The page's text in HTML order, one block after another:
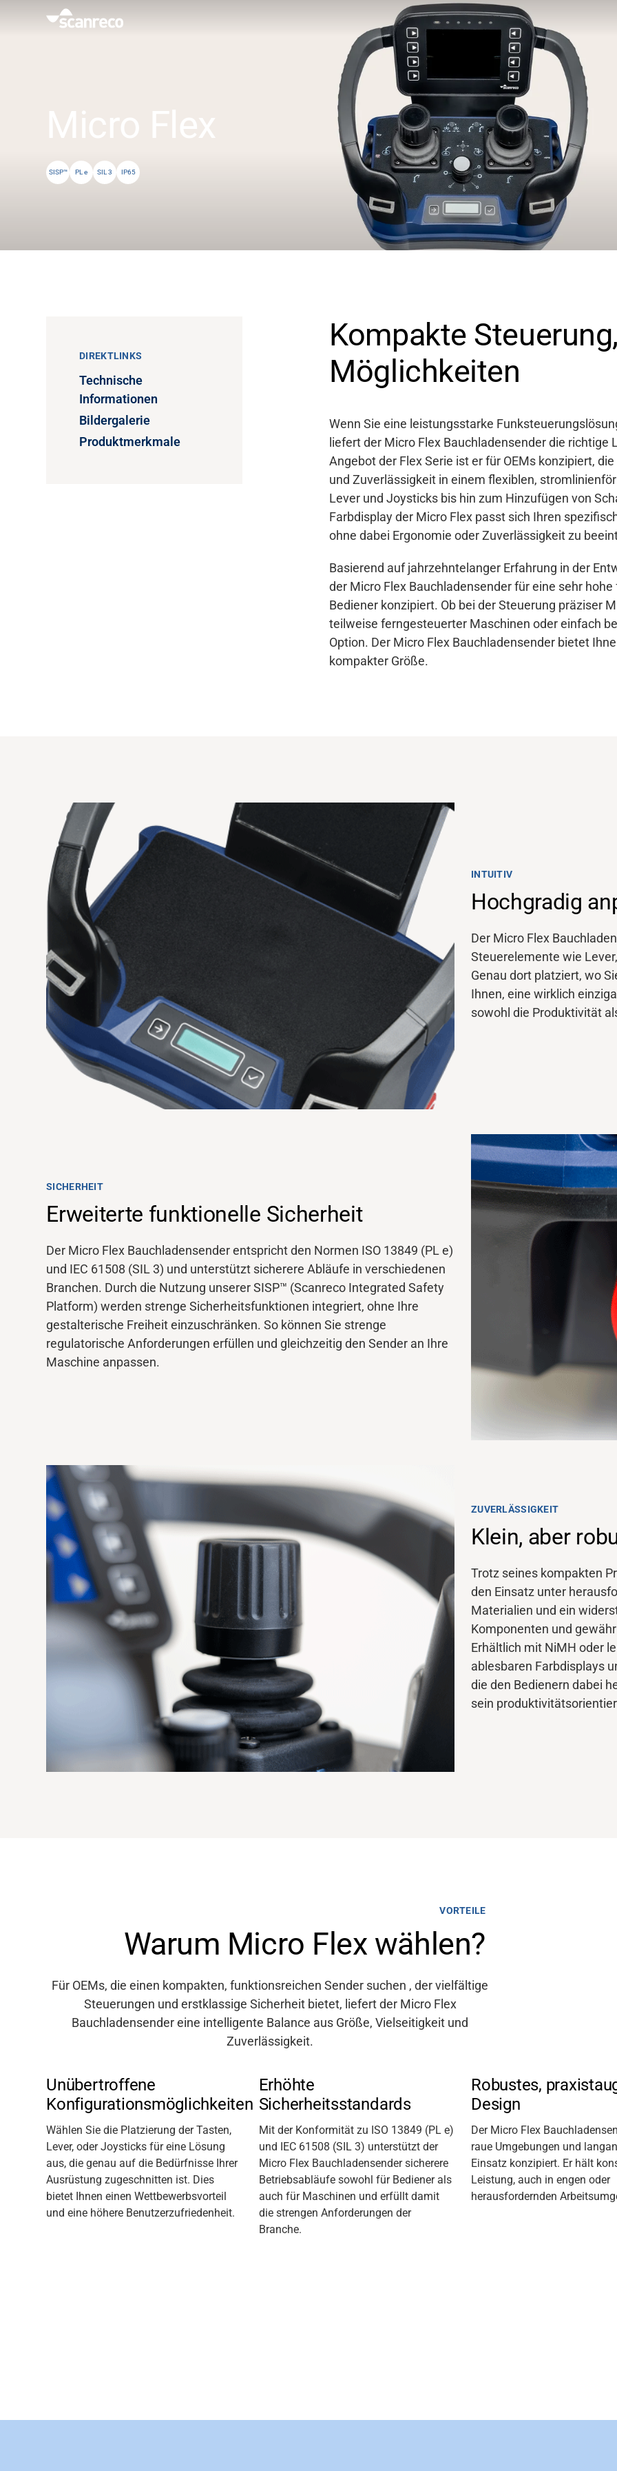
Über uns
Mediendatenbank
Micro Flex
SISP™ PL e SIL 3 IP65
Kompakte
Möglichkeiten
Wenn Sie eine leistungsstarke
liefert der Micro Flex Bauchladensender die
Angebot der Flex Serie ist er für OEMs konzipiert,
und Zuverlässigkeit in einem flexiblen,
Lever und Joysticks bis hin zum Hinzufügen von
Farbdisplay der Micro Flex passt sich Ihren
ohne dabei Ergonomie oder Zuverlässigkeit zu
Basierend auf jahrzehntelanger Erfahrung in der
der Micro Flex Bauchladensender für eine sehr
Bediener konzipiert. Ob bei der Steuerung präziser
teilweise ferngesteuerter Maschinen oder einfach
Option. Der Micro Flex Bauchladensender bietet
kompakter Größe.
DIREKTLINKS
Technische
Informationen
Bildergalerie
Produktmerkmale
INTUITIV
Hochgradig
Der Micro Flex
Steuerelemente wie
Genau dort platziert, wo
Ihnen, eine wirklich
sowohl die Produktivität
SICHERHEIT
Erweiterte funktionelle Sicherheit
Der Micro Flex Bauchladensender entspricht den Normen ISO 13849 (PL e)
und IEC 61508 (SIL 3) und unterstützt sicherere Abläufe in verschiedenen
Branchen. Durch die Nutzung unserer SISP™ (Scanreco Integrated Safety
Platform) werden strenge Sicherheitsfunktionen integriert, ohne Ihre
gestalterische Freiheit einzuschränken. So können Sie strenge
regulatorische Anforderungen erfüllen und gleichzeitig den Sender an Ihre
Maschine anpassen.
ZUVERLÄSSIGKEIT
Klein, aber
Trotz seines kompakten
den Einsatz unter
Materialien und ein
Komponenten und
Erhältlich mit NiMH oder
ablesbaren Farbdisplays
die den Bedienern dabei
sein
VORTEILE
Warum Micro Flex wählen?
Für OEMs, die einen kompakten, funktionsreichen Sender suchen , der vielfältige
Steuerungen und erstklassige Sicherheit bietet, liefert der Micro Flex
Bauchladensender eine intelligente Balance aus Größe, Vielseitigkeit und
Zuverlässigkeit.
Unübertroffene
Konfigurationsmöglichkeiten
Wählen Sie die Platzierung derTasten,
Lever, oder Joysticks für eine Lösung
aus, die genau auf die Bedürfnisse Ihrer
Ausrüstung zugeschnitten ist. Dies
bietet Ihnen einen Wettbewerbsvorteil
und eine höhere Benutzerzufriedenheit.
Erhöhte
Sicherheitsstandards
Mit der Konformität zu ISO 13849 (PL e)
und IEC 61508 (SIL 3) unterstützt der
Micro Flex Bauchladensender sicherere
Betriebsabläufe sowohl für Bediener als
auch für Maschinen und erfüllt damit
die strengen Anforderungen der
Branche.
Robustes,
Design
Der Micro Flex
raue Umgebungen und
Einsatz konzipiert. Er hält
Leistung, auch in engen oder
herausfordernden